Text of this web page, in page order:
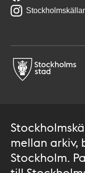
mellan arkiv,
Stockholm.